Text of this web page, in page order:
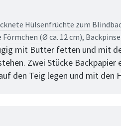
Hülsenfrüchte zum
(Ø ca. 12 cm),
mit Butter fetten und mit
Zwei Stücke
den Teig legen und mit den